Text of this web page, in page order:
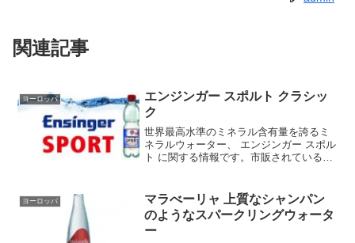
関連記事
ヨーロッパ
エンジンガー スポルト クラシッ
ク
世界最高水準のミネラル含有量を誇るミ
ネラルウォーター、 エンジンガー スポル
ト に関する情報です。市販されている水
エンジンガー スポルト 。 1 リットルあ
たりにカル...
ヨーロッパ
マラべーリャ 上質なシャンパン
のようなスパークリングウォータ
ー